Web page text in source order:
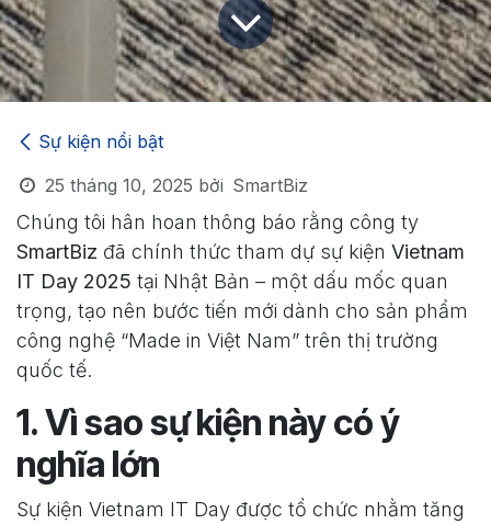
Sự kiện nổi bật
25 tháng 10, 2025 bởi SmartBiz
Chúng tôi hân hoan thông báo rằng công ty
SmartBiz đã chính thức tham dự sự kiện Vietnam
IT Day 2025 tại Nhật Bản – một dấu mốc quan
trọng, tạo nên bước tiến mới dành cho sản phẩm
công nghệ “Made in Việt Nam” trên thị trường
quốc tế.
1. Vì sao sự kiện này có ý
nghĩa lớn
Sự kiện Vietnam IT Day được tổ chức nhằm tăng